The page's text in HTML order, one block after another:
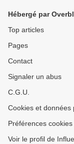
Hébergé par
Top articles
Pages
Contact
Signaler un abus
C.G.U.
Cookies et données
Préférences cookies
Voir le profil de